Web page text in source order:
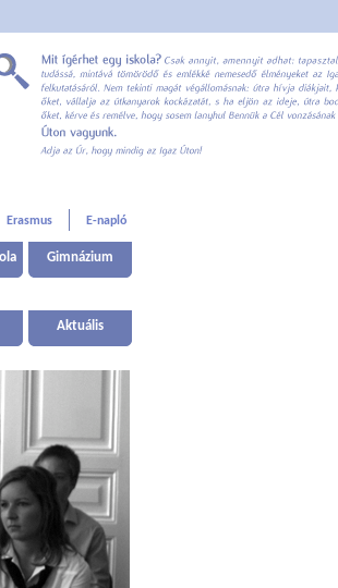
Erasmus E-napló
Gimnázium
Aktuális